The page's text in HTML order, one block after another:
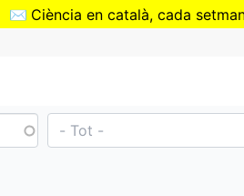
✉️ Ciència en català, cada